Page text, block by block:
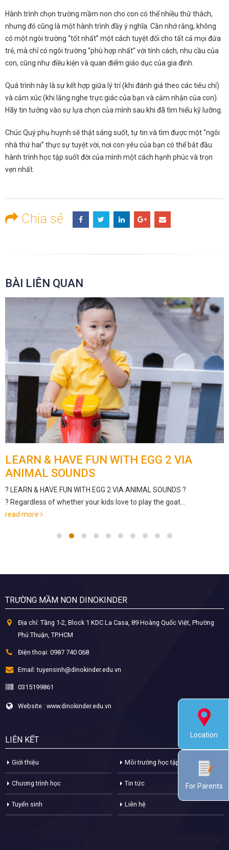
Hành trình chọn trường mầm non cho con có thể nhiều thử thách,
nhưng đó cũng là một hành trình đầy ý nghĩa. Cần nhớ rằng, không
có một ngôi trường “tốt nhất” một cách tuyệt đối cho tất cả mọi đứa
trẻ, mà chỉ có ngôi trường “phù hợp nhất” với tính cách, nhu cầu của
con, cũng như điều kiện và quan điểm giáo dục của gia đình.
Quá trình này là sự kết hợp giữa lý trí (khi đánh giá theo các tiêu chí)
và cảm xúc (khi lắng nghe trực giác của bạn và cảm nhận của con).
Hãy tin tưởng vào sự lựa chọn của mình sau khi đã tìm hiểu kỹ lưỡng.
Chúc Quý phụ huynh sẽ thật sáng suốt, tự tin và tìm được một “ngôi
nhà thứ hai” thực sự tuyệt vời, nơi con yêu của bạn có thể bắt đầu
hành trình học tập suốt đời của mình một cách hạnh phúc và trọn
vẹn nhất.
Chia sẻ
BÀI LIÊN QUAN
LEARN & HAVE FUN WITH EGG 2 VIA
ANIMAL SOUNDS
? LEARN & HAVE FUN WITH EGG 2 VIA ANIMAL SOUNDS ?
? Regardless of whether your kids love to play the goat...
read more
TRƯỜNG MẦM NON DINOKINDER
Địa chỉ: Tầng 1-2, Block 1 KDC La Casa, 89 Hoàng Quốc Việt, Phường
Phú Thuận, TP.HCM
Điện thoại: 0987 740 068
Email: tuyensinh@dinokinder.edu.vn
0315199861
Website : www.dinokinder.edu.vn
LIÊN KẾT
Giới thiệu
Chương trình học
Tuyển sinh
Môi trường học tập
Tin tức
Liên hệ
Location
For Parents